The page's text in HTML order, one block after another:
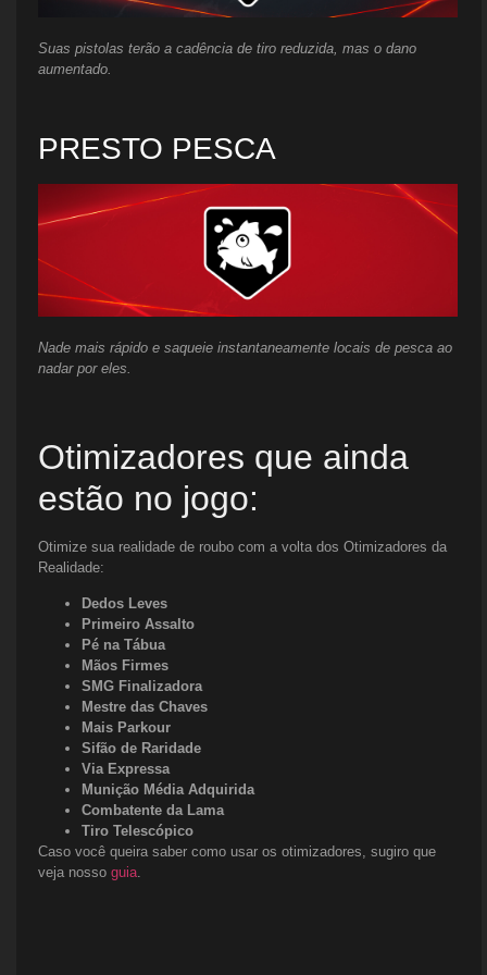
Suas pistolas terão a cadência de tiro reduzida, mas o dano
aumentado.
PRESTO PESCA
Nade mais rápido e saqueie instantaneamente locais de pesca ao
nadar por eles.
Otimizadores que ainda
estão no jogo:
Otimize sua realidade de roubo com a volta dos Otimizadores da
Realidade:
Dedos Leves
Primeiro Assalto
Pé na Tábua
Mãos Firmes
SMG Finalizadora
Mestre das Chaves
Mais Parkour
Sifão de Raridade
Via Expressa
Munição Média Adquirida
Combatente da Lama
Tiro Telescópico
Caso você queira saber como usar os otimizadores, sugiro que
veja nosso guia